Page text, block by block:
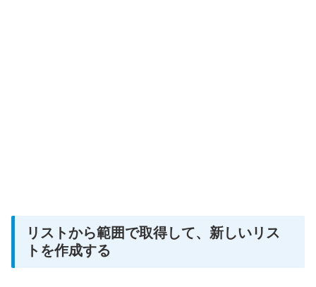
リストから範囲で取得して、新しいリス
トを作成する